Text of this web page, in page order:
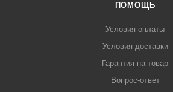
ПОМОЩЬ
Условия оплаты
Условия доставки
Гарантия на товар
Вопрос-ответ